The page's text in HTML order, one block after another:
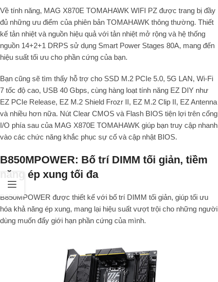
Về tính năng, MAG X870E TOMAHAWK WIFI PZ được trang bị đầy
đủ những ưu điểm của phiên bản TOMAHAWK thông thường. Thiết
kế tản nhiệt và nguồn hiệu quả với tản nhiệt mở rộng và hệ thống
nguồn 14+2+1 DRPS sử dụng Smart Power Stages 80A, mang đến
hiệu suất tối ưu cho phần cứng của bạn.
Bạn cũng sẽ tìm thấy hỗ trợ cho SSD M.2 PCIe 5.0, 5G LAN, Wi-Fi
7 tốc độ cao, USB 40 Gbps, cùng hàng loạt tính năng EZ DIY như
EZ PCIe Release, EZ M.2 Shield Frozr II, EZ M.2 Clip II, EZ Antenna
và nhiều hơn nữa. Nút Clear CMOS và Flash BIOS tiện lợi trên cổng
I/O phía sau của MAG X870E TOMAHAWK giúp bạn truy cập nhanh
vào các chức năng khắc phục sự cố và cập nhật BIOS.
B850MPOWER: Bố trí DIMM tối giản, tiềm
năng ép xung tối đa
B850MPOWER được thiết kế với bố trí DIMM tối giản, giúp tối ưu
hóa khả năng ép xung, mang lại hiệu suất vượt trội cho những người
dùng muốn đẩy giới hạn phần cứng của mình.